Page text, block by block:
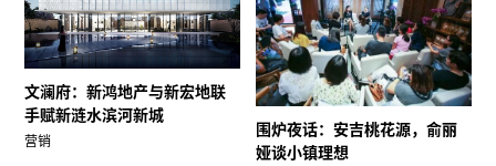
文澜府：新鸿地产与新宏地联
手赋新涟水滨河新城
营销
围炉夜话：安吉桃花源，俞丽
娅谈小镇理想